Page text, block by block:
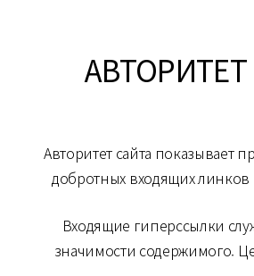
Авторитет сайта показывает
добротных входящих
Входящие гиперссылки
значимости содержимого.